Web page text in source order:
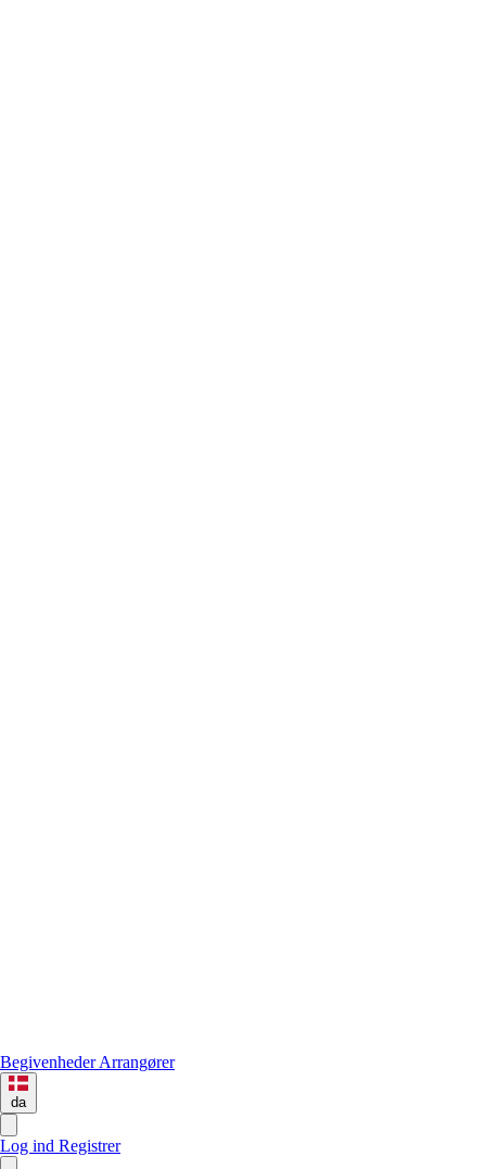
BegivenhederArrangører
da
Log ind Registrer